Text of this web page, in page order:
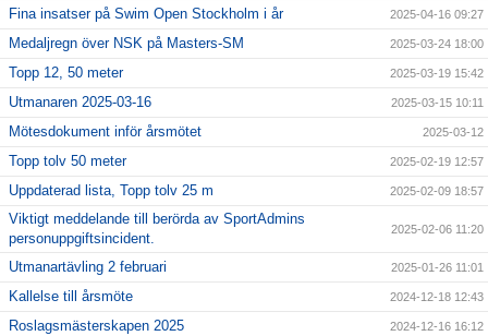
Fina insatser på Swim Open Stockholm i år 2025-04-16 09:27
Medaljregn över NSK på Masters-SM 2025-03-24 18:00
Topp 12, 50 meter 2025-03-19 15:42
Utmanaren 2025-03-16 2025-03-15 10:11
Mötesdokument inför årsmötet 2025-03-12
Topp tolv 50 meter 2025-02-19 12:57
Uppdaterad lista, Topp tolv 25 m 2025-02-09 18:57
Viktigt meddelande till berörda av SportAdmins
personuppgiftsincident.
2025-02-06 11:20
Utmanartävling 2 februari 2025-01-26 11:01
Kallelse till årsmöte 2024-12-18 12:43
Roslagsmästerskapen 2025 2024-12-16 16:12